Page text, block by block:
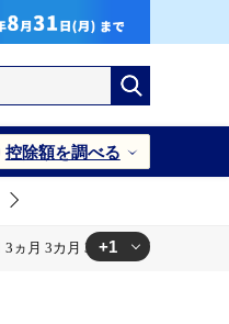
控除額を調べる
月 3カ月 3ケ月 [先行予約 し
+1